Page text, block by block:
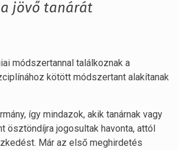
jövő tanárát
módszertannal találkoznak a
kötött módszertant alakítanak
így mindazok, akik tanárnak vagy
ösztöndíjra jogosultak havonta, attól
Már az első meghirdetés